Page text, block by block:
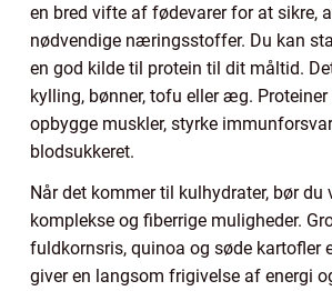
en bred vifte af fødevarer for at sikre,
nødvendige næringsstoffer. Du kan
en god kilde til protein til dit måltid.
kylling, bønner, tofu eller æg.
opbygge muskler, styrke
blodsukkeret.
Når det kommer til kulhydrater, bør du
komplekse og fiberrige muligheder.
fuldkornsris, quinoa og søde kartofler
giver en langsom frigivelse af energi